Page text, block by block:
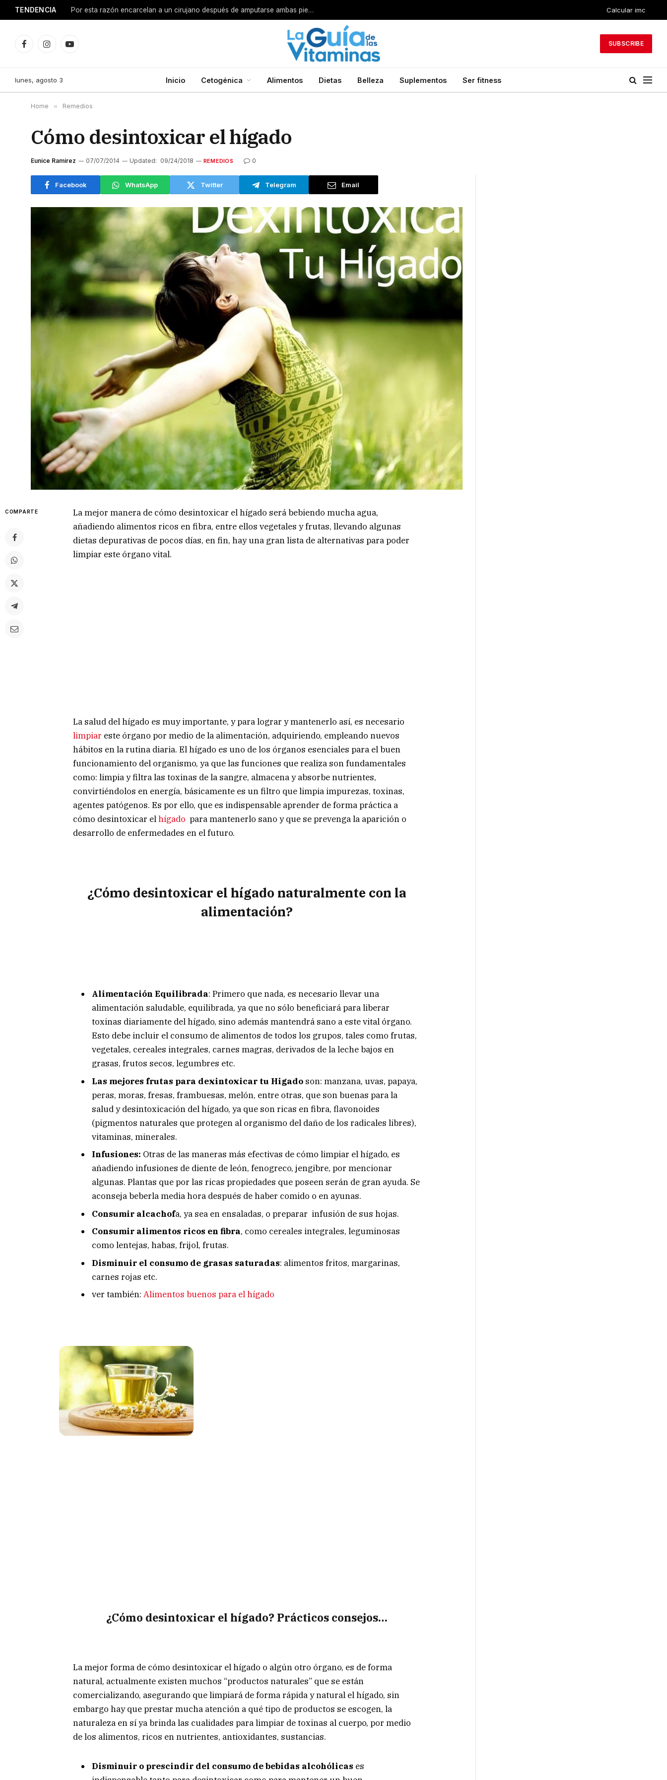
TENDENCIA Por esta razón encarcelan a un cirujano después de amputarse ambas piernas Calcular imc
FacebookInstagramYouTube
SUBSCRIBE
lunes, agosto 3 Inicio Cetogénica Alimentos Dietas Belleza Suplementos Ser fitness
Home » Remedios
Cómo desintoxicar el hígado
Eunice Ramirez 07/07/2014 Updated: 09/24/2018 REMEDIOS 0
Facebook WhatsApp Twitter Telegram Email
COMPARTE
La mejor manera de cómo desintoxicar el hígado será bebiendo mucha agua,
añadiendo alimentos ricos en fibra, entre ellos vegetales y frutas, llevando algunas
dietas depurativas de pocos días, en fin, hay una gran lista de alternativas para poder
limpiar este órgano vital.
La salud del hígado es muy importante, y para lograr y mantenerlo así, es necesario
limpiar este órgano por medio de la alimentación, adquiriendo, empleando nuevos
hábitos en la rutina diaria. El hígado es uno de los órganos esenciales para el buen
funcionamiento del organismo, ya que las funciones que realiza son fundamentales
como: limpia y filtra las toxinas de la sangre, almacena y absorbe nutrientes,
convirtiéndolos en energía, básicamente es un filtro que limpia impurezas, toxinas,
agentes patógenos. Es por ello, que es indispensable aprender de forma práctica a
cómo desintoxicar elhígado para mantenerlo sano y que se prevenga la aparición o
desarrollo de enfermedades en el futuro.
¿Cómo desintoxicar el hígado naturalmente con la
alimentación?
Alimentación Equilibrada: Primero que nada, es necesario llevar una
alimentación saludable, equilibrada, ya que no sólo beneficiará para liberar
toxinas diariamente del hígado, sino además mantendrá sano a este vital órgano.
Esto debe incluir el consumo de alimentos de todos los grupos, tales como frutas,
vegetales, cereales integrales, carnes magras, derivados de la leche bajos en
grasas, frutos secos, legumbres etc.
Las mejores frutas para dexintoxicar tu Higado son: manzana, uvas, papaya,
peras, moras, fresas, frambuesas, melón, entre otras, que son buenas para la
salud y desintoxicación del hígado, ya que son ricas en fibra, flavonoides
(pigmentos naturales que protegen al organismo del daño de los radicales libres),
vitaminas, minerales.
Infusiones: Otras de las maneras más efectivas de cómo limpiar el hígado, es
añadiendo infusiones de diente de león, fenogreco, jengibre, por mencionar
algunas. Plantas que por las ricas propiedades que poseen serán de gran ayuda. Se
aconseja beberla media hora después de haber comido o en ayunas.
Consumir alcachofa, ya sea en ensaladas, o preparar infusión de sus hojas.
Consumir alimentos ricos en fibra, como cereales integrales, leguminosas
como lentejas, habas, frijol, frutas.
Disminuir el consumo de grasas saturadas: alimentos fritos, margarinas,
carnes rojas etc.
ver también: Alimentos buenos para el hígado
¿Cómo desintoxicar el hígado? Prácticos consejos…
La mejor forma de cómo desintoxicar el hígado o algún otro órgano, es de forma
natural, actualmente existen muchos “productos naturales” que se están
comercializando, asegurando que limpiará de forma rápida y natural el hígado, sin
embargo hay que prestar mucha atención a qué tipo de productos se escogen, la
naturaleza en sí ya brinda las cualidades para limpiar de toxinas al cuerpo, por medio
de los alimentos, ricos en nutrientes, antioxidantes, sustancias.
Disminuir o prescindir del consumo de bebidas alcohólicas es